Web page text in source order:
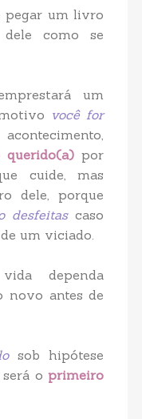
pegar um livro
dele como se
um
você for
querido(a) por
cuide, mas
dele, porque
desfeitascaso
um viciado.
dependa
novo antes de
sob hipótese
será oprimeiro